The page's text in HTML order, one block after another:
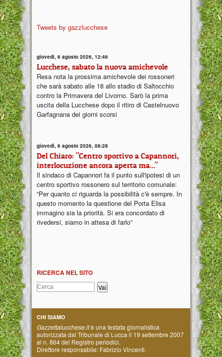
Tweets by gazzlucchese
giovedì, 6 agosto 2026, 12:46
Lucchese, sabato la nuova amichevole
Resa nota la prossima amichevole dei rossoneri
che sarà sabato alle 18 allo stadio di Saltocchio
contro la Primavera del Livorno. Sarò la prima
uscita della Lucchese dopo il ritiro di Castelnuovo
Garfagnana dei giorni scorsi
giovedì, 6 agosto 2026, 08:28
Del Chiaro: "Centro sportivo a Capannori,
interlocuzione ancora aperta ma..."
Il sindaco di Capannori fa il punto sull'ipotesi di un
centro sportivo rossonero sul territorio comunale:
“Per quanto ci riguarda la possibilità c'è sempre. In
questo momento la questione del Porta Elisa
immagino sia la priorità. Si era concordato di
rivedersi, siamo in attesa di farlo”
RICERCA NEL SITO
CHI SIAMO
Gazzettalucchese.itè una testata giornalistica
autorizzata dal Tribunale di Lucca il 19 settembre 2007
al n. 864 del Registro periodici.
Direttore responsabile: Fabrizio Vincenti.